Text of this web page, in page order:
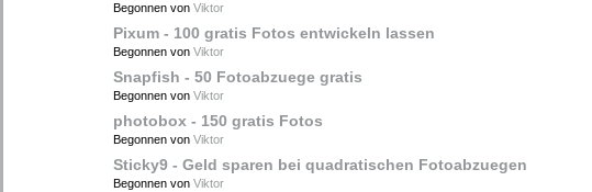
Begonnen von Viktor
Pixum - 100 gratis Fotos entwickeln lassen
Begonnen von Viktor
Snapfish - 50 Fotoabzuege gratis
Begonnen von Viktor
photobox - 150 gratis Fotos
Begonnen von Viktor
Sticky9 - Geld sparen bei quadratischen Fotoabzuegen
Begonnen von Viktor